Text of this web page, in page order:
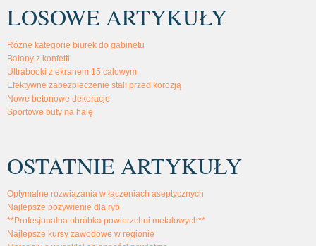
LOSOWE ARTYKUŁY
Różne kategorie biurek do gabinetu
Balony z konfetti
Ultrabooki z ekranem 15 calowym
Efektywne zabezpieczenie stali przed korozją
Nowe betonowe dekoracje
Sportowe buty na halę
OSTATNIE ARTYKUŁY
Optymalne rozwiązania w łączeniach aseptycznych
Najlepsze pożywienie dla ryb
**Profesjonalna obróbka powierzchni metalowych**
Najlepsze kursy zawodowe w regionie